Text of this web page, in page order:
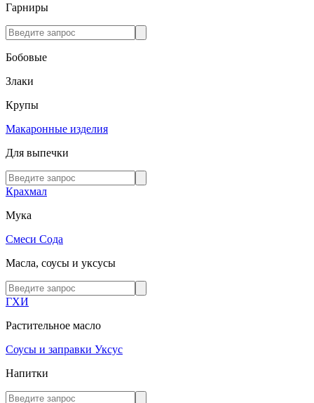
Гарниры
Бобовые
Злаки
Крупы
Макаронные изделия
Для выпечки
Крахмал
Мука
Смеси Сода
Масла, соусы и уксусы
ГХИ
Растительное масло
Соусы и заправки Уксус
Напитки